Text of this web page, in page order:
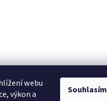
webu
výkon a
Souhlasím